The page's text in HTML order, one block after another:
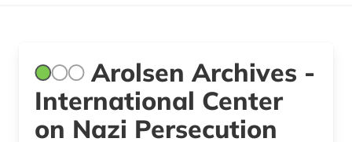
Arolsen Archives -
International Center
on Nazi Persecution